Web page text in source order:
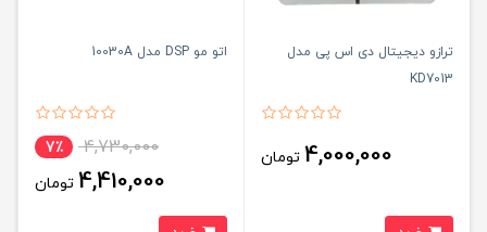
ترازو دیجیتال دی اس پی مدل
KD7013
4,000,000 تومان
اتو مو DSP مدل 10030A
4,730,000 7٪
4,410,000 تومان